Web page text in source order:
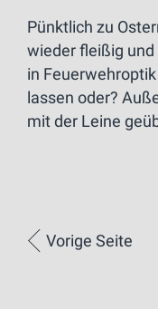
Pünktlich zu
wieder fleißig
in
lassen oder?
mit der Leine
Vorige Seite